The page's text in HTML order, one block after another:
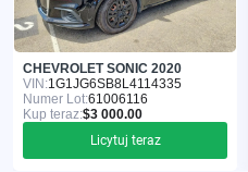
CHEVROLET SONIC 2020
VIN:1G1JG6SB8L4114335
Numer Lot:61006116
Kup teraz:$3 000.00
Licytuj teraz